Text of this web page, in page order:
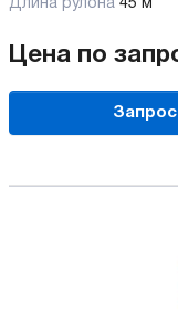
Длина рулона 45 м
Цена по